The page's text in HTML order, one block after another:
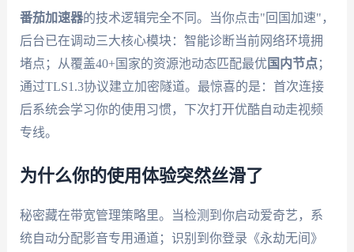
番茄加速器的技术逻辑完全不同。当你点击"回国加速"，
后台已在调动三大核心模块：智能诊断当前网络环境拥
堵点；从覆盖40+国家的资源池动态匹配最优国内节点；
通过TLS1.3协议建立加密隧道。最惊喜的是：首次连接
后系统会学习你的使用习惯，下次打开优酷自动走视频
专线。
为什么你的使用体验突然丝滑了
秘密藏在带宽管理策略里。当检测到你启动爱奇艺，系
统自动分配影音专用通道；识别到你登录《永劫无间》